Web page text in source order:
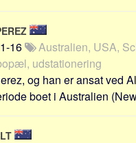
16
Australien, USA,
udstationering
og han er ansat ved
boet i Australien